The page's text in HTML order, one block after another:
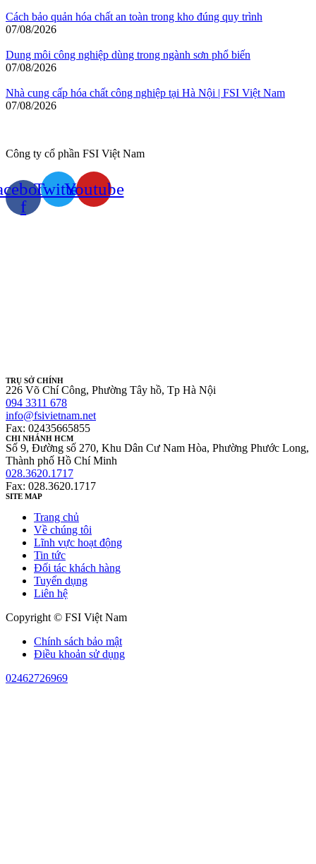
Cách bảo quản hóa chất an toàn trong kho đúng quy trình
07/08/2026
Dung môi công nghiệp dùng trong ngành sơn phổ biến
07/08/2026
Nhà cung cấp hóa chất công nghiệp tại Hà Nội | FSI Việt Nam
07/08/2026
Công ty cổ phần FSI Việt Nam
f
TwitterYoutube
TRỤ SỞ CHÍNH
226 Võ Chí Công, Phường Tây hồ, Tp Hà Nội
094 3311 678
info@fsivietnam.net
Fax: 02435665855
CHI NHÁNH HCM
Số 9, Đường số 270, Khu Dân Cư Nam Hòa, Phường Phước Long,
Thành phố Hồ Chí Minh
028.3620.1717
Fax: 028.3620.1717
SITE MAP
Trang chủ
Về chúng tôi
Lĩnh vực hoạt động
Tin tức
Đối tác khách hàng
Tuyển dụng
Liên hệ
Copyright © FSI Việt Nam
Chính sách bảo mật
Điều khoản sử dụng
02462726969